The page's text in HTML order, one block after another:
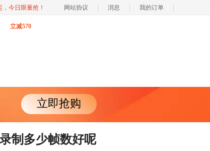
，今日限量抢！ 网站协议 消息 我的订单
立减570
立即抢购
制多少帧数好呢